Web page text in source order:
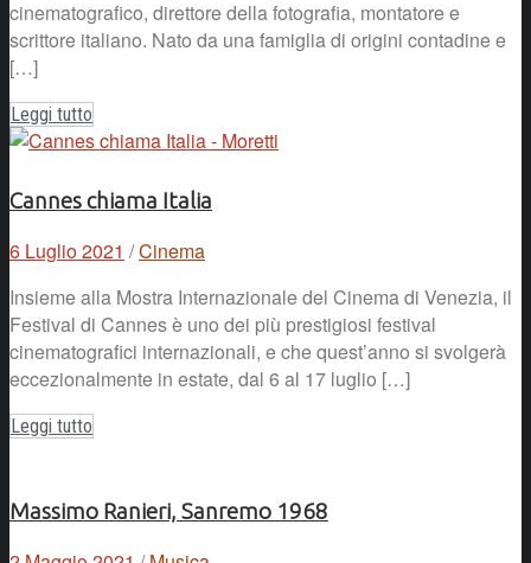
cinematografico, direttore della fotografia, montatore e
scrittore italiano. Nato da una famiglia di origini contadine e
[…]
Leggi tutto
Cannes chiama Italia
6 Luglio 2021 /Cinema
Insieme alla Mostra Internazionale del Cinema di Venezia, il
Festival di Cannes è uno dei più prestigiosi festival
cinematografici internazionali, e che quest’anno si svolgerà
eccezionalmente in estate, dal 6 al 17 luglio […]
Leggi tutto
Massimo Ranieri, Sanremo 1968